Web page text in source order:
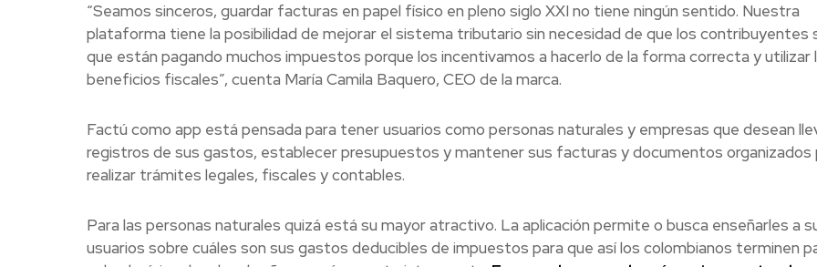
“Seamos sinceros, guardar facturas en papel físico en pleno siglo XXI no tiene ningún sentido. Nuestra
plataforma tiene la posibilidad de mejorar el sistema tributario sin necesidad de que los contribuyentes
que están pagando muchos impuestos porque los incentivamos a hacerlo de la forma correcta y utilizar
beneficios fiscales”, cuenta María Camila Baquero, CEO de la marca.
Factú como app está pensada para tener usuarios como personas naturales y empresas que desean
registros de sus gastos, establecer presupuestos y mantener sus facturas y documentos organizados
realizar trámites legales, fiscales y contables.
Para las personas naturales quizá está su mayor atractivo. La aplicación permite o busca enseñarles a
usuarios sobre cuáles son sus gastos deducibles de impuestos para que así los colombianos terminen